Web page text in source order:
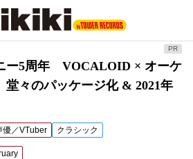
ー5周年 VOCALOID × オーケ
堂々のパッケージ化 & 2021年
優／VTuber クラシック